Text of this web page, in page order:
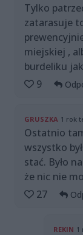
Tylko
zatarasuje
miejskiej ,
burdeliku
9
GRUSZKA 1 rok
Ostatnio
wszystko
stać. Było
że nic nie
27
REKIN 1